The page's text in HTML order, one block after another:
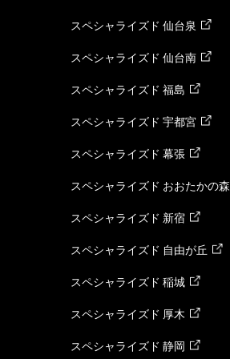
スペシャライズド 仙台泉
スペシャライズド 仙台南
スペシャライズド 福島
スペシャライズド 宇都宮
スペシャライズド 幕張
スペシャライズド おおたかの森
スペシャライズド 新宿
スペシャライズド 自由が丘
スペシャライズド 稲城
スペシャライズド 厚木
スペシャライズド 静岡